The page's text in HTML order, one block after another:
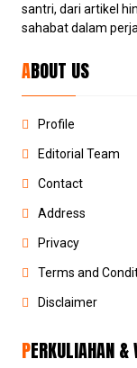
santri, dari artikel
sahabat dalam
ABOUT US
Profile
Editorial Team
Contact
Address
Privacy
Terms and
Disclaimer
PERKULIAHAN